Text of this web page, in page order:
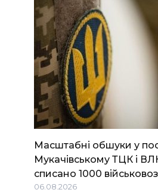
Масштабні обшуки у
Мукачівському ТЦК і
списано 1000
06.08.2026